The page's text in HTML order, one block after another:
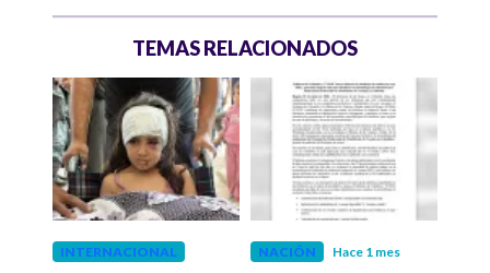
TEMAS RELACIONADOS
INTERNACIONAL NACIÓN Hace 1 mes